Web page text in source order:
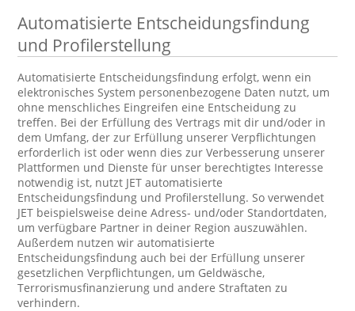
Automatisierte Entscheidungsfindung
und Profilerstellung
Automatisierte Entscheidungsfindung erfolgt, wenn ein
elektronisches System personenbezogene Daten nutzt, um
ohne menschliches Eingreifen eine Entscheidung zu
treffen. Bei der Erfüllung des Vertrags mit dir und/oder in
dem Umfang, der zur Erfüllung unserer Verpflichtungen
erforderlich ist oder wenn dies zur Verbesserung unserer
Plattformen und Dienste für unser berechtigtes Interesse
notwendig ist, nutzt JET automatisierte
Entscheidungsfindung und Profilerstellung. So verwendet
JET beispielsweise deine Adress- und/oder Standortdaten,
um verfügbare Partner in deiner Region auszuwählen.
Außerdem nutzen wir automatisierte
Entscheidungsfindung auch bei der Erfüllung unserer
gesetzlichen Verpflichtungen, um Geldwäsche,
Terrorismusfinanzierung und andere Straftaten zu
verhindern.